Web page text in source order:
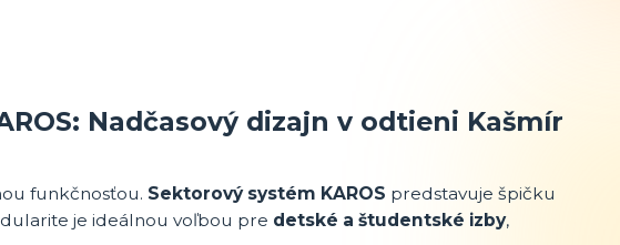
Nadčasový dizajn v odtieni Kašmír
funkčnosťou. Sektorový systém KAROS predstavuje špičku
je ideálnou voľbou pre detské a študentské izby,